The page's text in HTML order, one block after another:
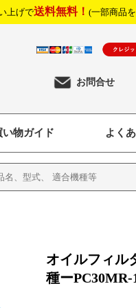
上げで送料無料！ (一部商品
お問合せ
い物ガイド よく
オイルフィ
種ーPC30MR-